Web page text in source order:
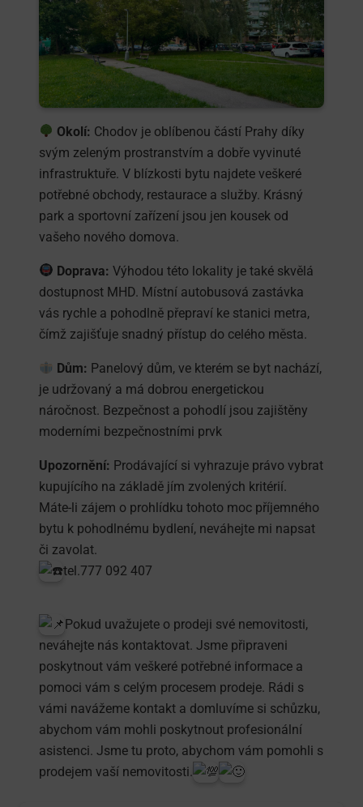
Okolí: Chodov je oblíbenou částí Prahy díky
svým zeleným prostranstvím a dobře vyvinuté
infrastruktuře. V blízkosti bytu najdete veškeré
potřebné obchody, restaurace a služby. Krásný
park a sportovní zařízení jsou jen kousek od
vašeho nového domova.
Doprava: Výhodou této lokality je také skvělá
dostupnost MHD. Místní autobusová zastávka
vás rychle a pohodlně přepraví ke stanici metra,
čímž zajišťuje snadný přístup do celého města.
Dům: Panelový dům, ve kterém se byt nachází,
je udržovaný a má dobrou energetickou
náročnost. Bezpečnost a pohodlí jsou zajištěny
moderními bezpečnostními prvk
Upozornění: Prodávající si vyhrazuje právo vybrat
kupujícího na základě jím zvolených kritérií.
Máte-li zájem o prohlídku tohoto moc příjemného
bytu k pohodlnému bydlení, neváhejte mi napsat
či zavolat.
tel.777 092 407
Pokud uvažujete o prodeji své nemovitosti,
neváhejte nás kontaktovat. Jsme připraveni
poskytnout vám veškeré potřebné informace a
pomoci vám s celým procesem prodeje. Rádi s
vámi navážeme kontakt a domluvíme si schůzku,
abychom vám mohli poskytnout profesionální
asistenci. Jsme tu proto, abychom vám pomohli s
prodejem vaší nemovitosti.